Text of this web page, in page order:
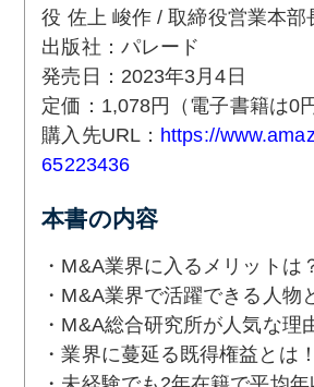
役 佐上 峻作 / 取締役営業本部
出版社：パレード
発売日：2023年3月4日
定価：1,078円（電子書籍は0円
購入先URL： https://
65223436
本書の内容
・M&A業界に入るメリットは
・M&A業界で活躍できる人物
・M&A総合研究所が人気な理
・業界に蔓延る既得権益とは